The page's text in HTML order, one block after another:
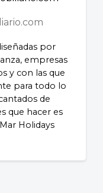
por
empresas
y con las que
para todo lo
de
que hacer es
Holidays